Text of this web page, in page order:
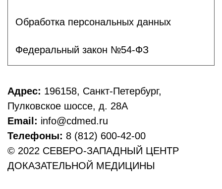
Обработка персональных данных
Федеральный закон №54-ФЗ
Адрес: 196158, Санкт-Петербург,
Пулковское шоссе, д. 28А
Email: info@cdmed.ru
Телефоны: 8 (812) 600-42-00
© 2022 СЕВЕРО-ЗАПАДНЫЙ ЦЕНТР
ДОКАЗАТЕЛЬНОЙ МЕДИЦИНЫ